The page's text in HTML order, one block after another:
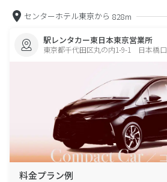
センターホテル東京から 828m
駅レンタカー東日本東京営業所
東京都千代田区丸の内1-9-1 日本橋口
料金プラン例